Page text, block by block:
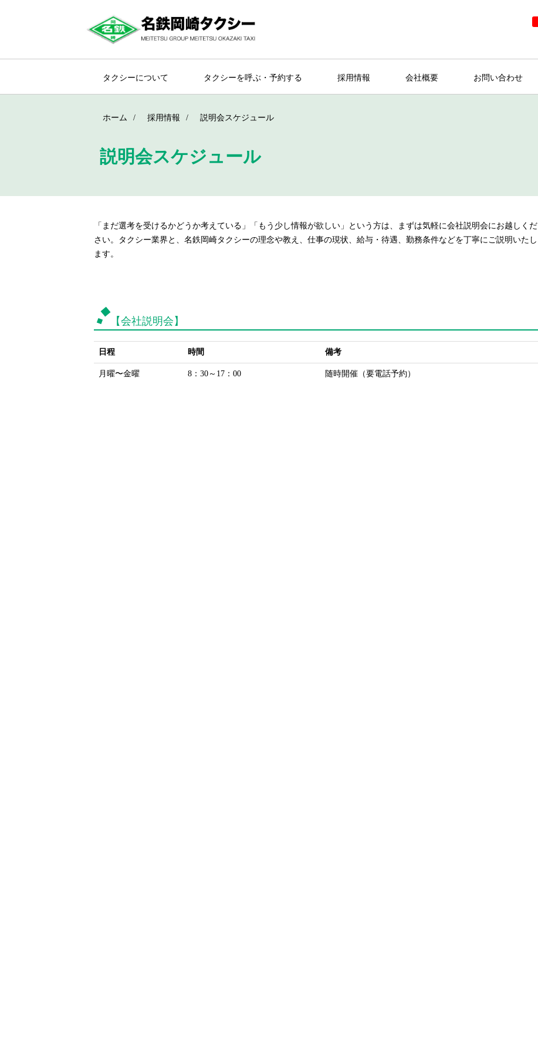
タクシーについて タクシーを呼ぶ・予約する 採用情報 会社概要 お問い合わせ
ホーム 採用情報 説明会スケジュール
説明会スケジュール
「まだ選考を受けるかどうか考えている」「もう少し情報が欲しい」という方は、まずは気軽に会社説明会にお越しくだ
さい。タクシー業界と、名鉄岡崎タクシーの理念や教え、仕事の現状、給与・待遇、勤務条件などを丁寧にご説明いたし
ます。
【会社説明会】
日程 時間 備考
月曜〜金曜 8：30～17：00 随時開催（要電話予約）